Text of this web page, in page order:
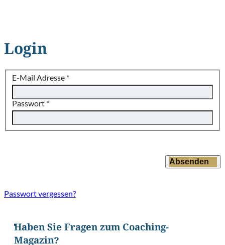
Login
E-Mail Adresse *
Passwort *
Absenden
Passwort vergessen?
Haben Sie Fragen zum Coaching-
Magazin?